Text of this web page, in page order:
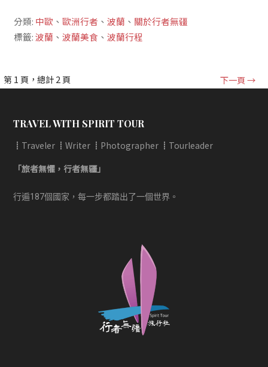
分類: 中歐 、歐洲行者 、波蘭 、 關於行者無疆
標籤:波蘭 、波蘭美食 、波蘭行程
[文
導
覽
第 1 頁，總計 2 頁 下一頁 →
TRAVEL WITH SPIRIT TOUR
┋Traveler ┋Writer ┋Photographer ┋Tourleader
「旅者無懼，行者無疆」
行遍187個國家，每一步都踏出了一個世界。